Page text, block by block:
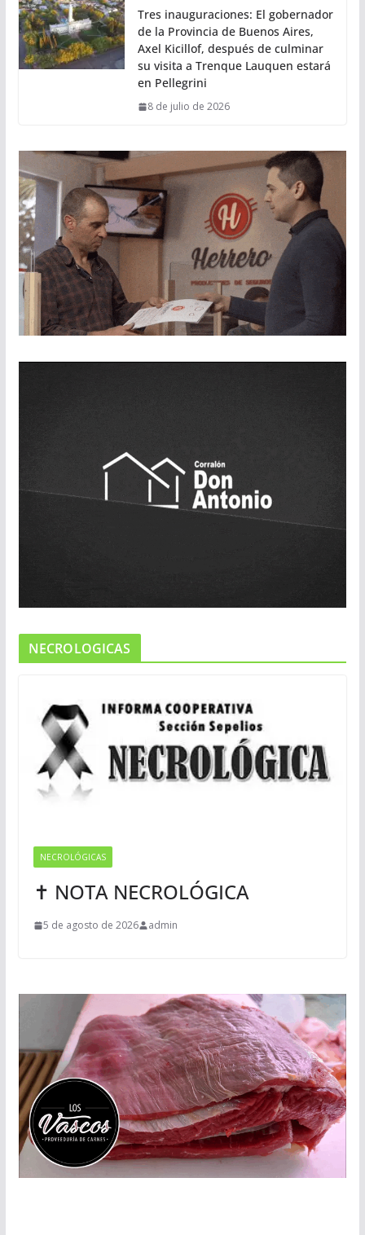
Tres inauguraciones: El gobernador
de la Provincia de Buenos Aires,
Axel Kicillof, después de culminar
su visita a Trenque Lauquen estará
en Pellegrini
8 de julio de 2026
NECROLOGICAS
NECROLÓGICAS
✝ NOTA NECROLÓGICA
5 de agosto de 2026 admin